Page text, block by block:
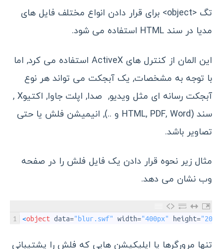
تگ <object> برای قرار دادن انواع مختلف فایل های
مدیا در سند HTML استفاده می شود.
این المان از کنترل های ActiveX استفاده می کرد, اما
با توجه به مشخصات, یک آبجکت می تواند هر نوع
آبجکت رسانه ای مثل ویدیو, صدا, اپلت جاوا, اکتیوX ,
سند (HTML, PDF, Word و ..), انیمیشن فلش یا حتی
تصاویر باشد.
مثال زیر نحوه قرار دادن یک فایل فلش را در صفحه
وب نشان می دهد.
1 <object data="blur.swf" width="400px" height=
تنها مرورگرها یا اپلیکیشن هایی که فلش را پشتیبانی